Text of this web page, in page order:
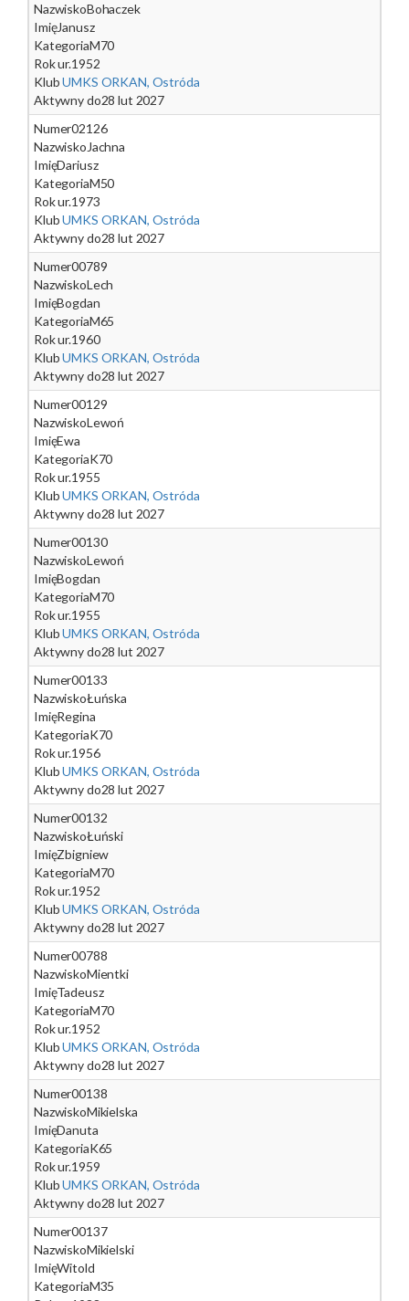
NazwiskoBohaczek
ImięJanusz
KategoriaM70
Rok ur.1952
KlubUMKS ORKAN, Ostróda
Aktywny do28 lut 2027
Numer02126
Nazwisko Jachna
ImięDariusz
KategoriaM50
Rok ur.1973
KlubUMKS ORKAN, Ostróda
Aktywny do28 lut 2027
Numer00789
NazwiskoLech
ImięBogdan
KategoriaM65
Rok ur.1960
KlubUMKS ORKAN, Ostróda
Aktywny do28 lut 2027
Numer00129
NazwiskoLewoń
ImięEwa
KategoriaK70
Rok ur.1955
KlubUMKS ORKAN, Ostróda
Aktywny do28 lut 2027
Numer00130
NazwiskoLewoń
ImięBogdan
KategoriaM70
Rok ur.1955
KlubUMKS ORKAN, Ostróda
Aktywny do28 lut 2027
Numer00133
NazwiskoŁuńska
ImięRegina
KategoriaK70
Rok ur.1956
KlubUMKS ORKAN, Ostróda
Aktywny do28 lut 2027
Numer00132
NazwiskoŁuński
ImięZbigniew
KategoriaM70
Rok ur.1952
KlubUMKS ORKAN, Ostróda
Aktywny do28 lut 2027
Numer00788
NazwiskoMientki
ImięTadeusz
KategoriaM70
Rok ur.1952
KlubUMKS ORKAN, Ostróda
Aktywny do28 lut 2027
Numer00138
NazwiskoMikielska
ImięDanuta
KategoriaK65
Rok ur.1959
KlubUMKS ORKAN, Ostróda
Aktywny do28 lut 2027
Numer00137
NazwiskoMikielski
ImięWitold
KategoriaM35